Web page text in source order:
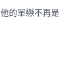
他的單戀不再